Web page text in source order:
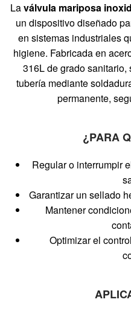
Laválvula mariposa
un dispositivo diseñado
en sistemas industriales
higiene. Fabricada en
316L de grado
tubería mediante
permanente,
¿PARA
Regular o interrumpir
Garantizar un sellado
Mantener
Optimizar el